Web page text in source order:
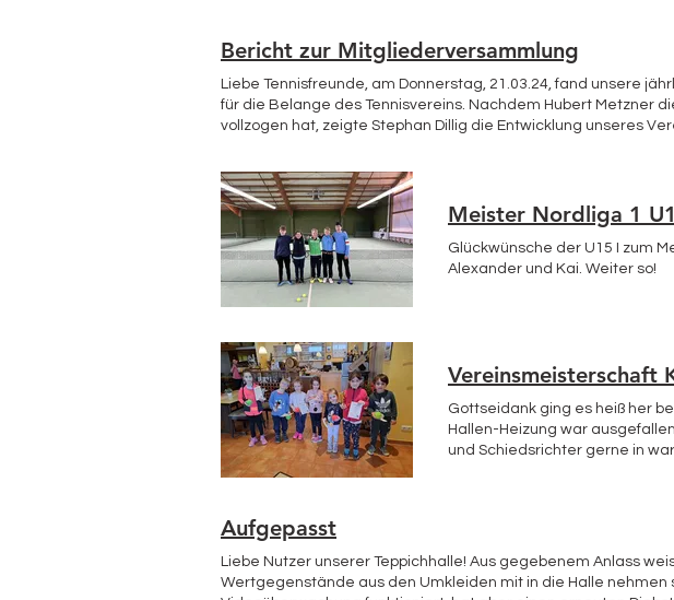
Bericht zur Mitgliederversammlung
Liebe Tennisfreunde, am Donnerstag, 21.03.24, fand unsere
für die Belange des Tennisvereins. Nachdem Hubert Metzner
vollzogen hat, zeigte Stephan Dillig die Entwicklung unseres
am Mitwirken können alle Ausschussmitglieder angesprochen werden. Peter Popp trat in diesem Rahmen von seiner
Vorstand zurück. Der Ausschuss bestimmte als Interimslösung
zweiter Vorstand Hubert Metzner. Die finanzielle Situation des Vereins ist stabil und es stehen Rücklagen für die Erhaltung und technischen
Neuerungen der Tennisanlage zur Verfügung. Des weiteren
gefördert. Das TCH Team plant auch dieses Jahr wieder
Rückblickend war das Jahr 2023 für den TC Hallstadt mit
Meister Nordliga 1
Glückwünsche der U15 I zum
Alexander und Kai. Weiter so!
Vereinsmeisterschaft
Gottseidank ging es heiß her
Hallen-Heizung war
und Schiedsrichter gerne in
mit einer Pizza den
spannenden und fairen
vergebener Chancen floss.
Aufgepasst
Liebe Nutzer unserer Teppichhalle! Aus gegebenem Anlass
Wertgegenstände aus den Umkleiden mit in die Halle